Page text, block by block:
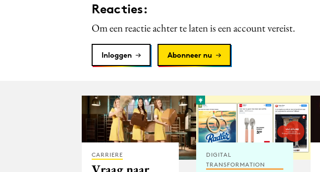
Reacties:
Om een reactie achter te laten is een account vereist.
Inloggen Abonneer nu
CARRIERE
DIGITAL
TRANSFORMATION